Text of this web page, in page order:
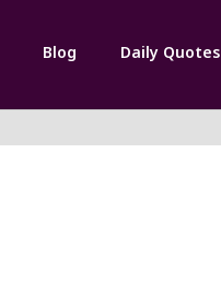
Blog Daily Quotes